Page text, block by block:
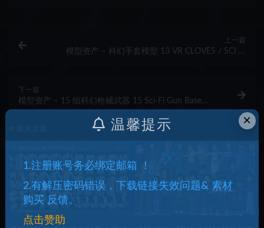
上一篇
模型资产 – 科幻手套模型 13 VR CLOVES / SCI FI
下一篇
模型资产 – 15 组科幻枪械武器 15 Sci-Fi Gun Base
Mesh – Vol 05
×
温馨提示
1.注册账号务必绑定邮箱 ！
2.有解压密码错误，下载链接失效问题& 素材
购买 反馈。
点击赞助